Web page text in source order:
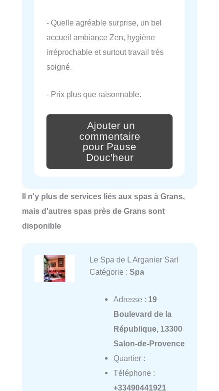
- Quelle agréable surprise, un bel
accueil ambiance Zen, hygiène
irréprochable et surtout travail très
soigné.
- Prix plus que raisonnable.
Ajouter un
commentaire
pour Pause
Douc'heur
Il n'y plus de services liés aux spas à Grans,
mais d'autres spas près de Grans sont
disponible
Le Spa de L Arganier Sarl
Catégorie : Spa
Adresse : 19
Boulevard de la
République, 13300
Salon-de-Provence
Quartier :
Téléphone :
+33490441921